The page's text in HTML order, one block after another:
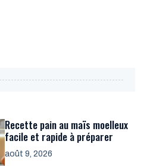
Recette pain au maïs moelleux
facile et rapide à préparer
août 9, 2026